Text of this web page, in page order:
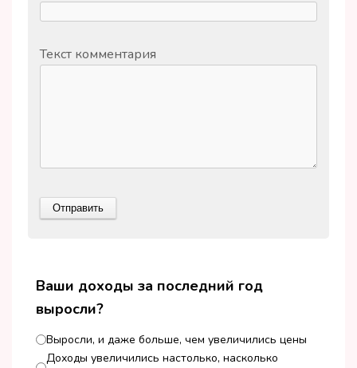
Текст комментария
Ваши доходы за последний год
выросли?
Выросли, и даже больше, чем увеличились цены
Доходы увеличились настолько, насколько